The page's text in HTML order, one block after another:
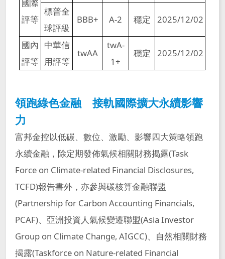
國際
評等
標普全
球評級
BBB+ A-2 穩定 2025/12/02
國內
評等
中華信
用評等
twAA
twA-
1+
穩定 2025/12/02
領跑綠色金融 接軌國際擴大永續影響
力
富邦金控以低碳、數位、激勵、影響四大策略領跑
永續金融，除定期發佈氣候相關財務揭露(Task
Force on Climate-related Financial Disclosures,
TCFD)報告書外，亦參與碳核算金融聯盟
(Partnership for Carbon Accounting Financials,
PCAF)、亞洲投資人氣候變遷聯盟(Asia Investor
Group on Climate Change, AIGCC)、自然相關財務
揭露(Taskforce on Nature-related Financial